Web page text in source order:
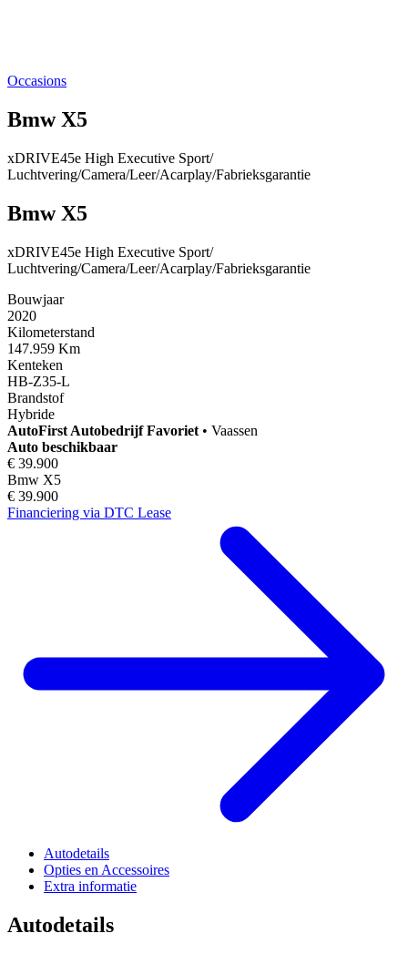
Occasions
Bmw X5
xDRIVE45e High Executive Sport/
Luchtvering/Camera/Leer/Acarplay/Fabrieksgarantie
Bmw X5
xDRIVE45e High Executive Sport/
Luchtvering/Camera/Leer/Acarplay/Fabrieksgarantie
Bouwjaar
2020
Kilometerstand
147.959 Km
Kenteken
HB-Z35-L
Brandstof
Hybride
AutoFirst Autobedrijf Favoriet • Vaassen
Auto beschikbaar
€ 39.900
Bmw X5
€ 39.900
Financiering via DTC Lease
Autodetails
Opties en Accessoires
Extra informatie
Autodetails